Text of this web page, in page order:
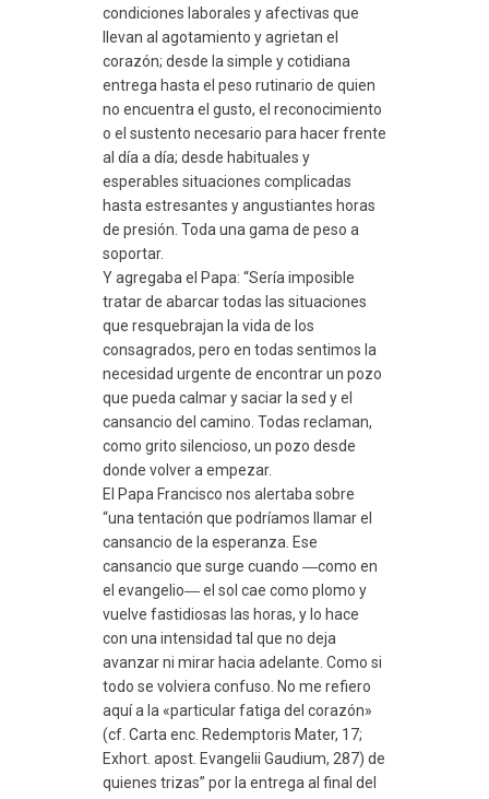
condiciones laborales y afectivas que
llevan al agotamiento y agrietan el
corazón; desde la simple y cotidiana
entrega hasta el peso rutinario de quien
no encuentra el gusto, el reconocimiento
o el sustento necesario para hacer frente
al día a día; desde habituales y
esperables situaciones complicadas
hasta estresantes y angustiantes horas
de presión. Toda una gama de peso a
soportar.
Y agregaba el Papa: “Sería imposible
tratar de abarcar todas las situaciones
que resquebrajan la vida de los
consagrados, pero en todas sentimos la
necesidad urgente de encontrar un pozo
que pueda calmar y saciar la sed y el
cansancio del camino. Todas reclaman,
como grito silencioso, un pozo desde
donde volver a empezar.
El Papa Francisco nos alertaba sobre
“una tentación que podríamos llamar el
cansancio de la esperanza. Ese
cansancio que surge cuando ―como en
el evangelio― el sol cae como plomo y
vuelve fastidiosas las horas, y lo hace
con una intensidad tal que no deja
avanzar ni mirar hacia adelante. Como si
todo se volviera confuso. No me refiero
aquí a la «particular fatiga del corazón»
(cf. Carta enc. Redemptoris Mater, 17;
Exhort. apost. Evangelii Gaudium, 287) de
quienes trizas” por la entrega al final del